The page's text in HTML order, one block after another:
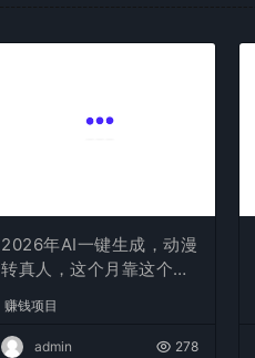
2026年AI一键生成，动漫
转真人，这个月靠这个AI
赚钱项目
admin 278